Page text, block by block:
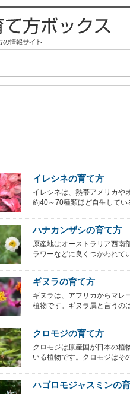
イレシネの育て方
イレシネは、熱帯アメリカや
約40～70種類ほど自生してい
ハナカンザシの育て方
原産地はオーストラリア西南
ラワーなどに良くつかわれて
ギヌラの育て方
ギヌラは、アフリカからマレ
植物です。ギヌラ属と言うの
クロモジの育て方
クロモジは原産国が日本の植
いる植物です。クロモジはそ
ハゴロモジャスミンの